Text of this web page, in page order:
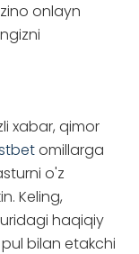
onlayn
xabar, qimor
omillarga
o'z
Keling,
haqiqiy
bilan etakchi